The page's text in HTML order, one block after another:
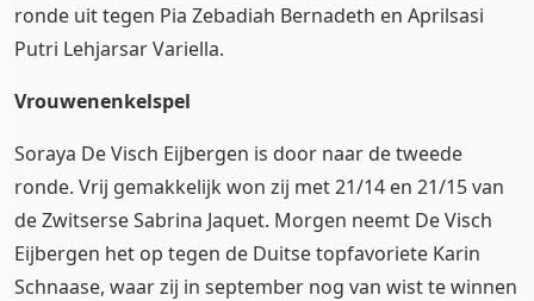
ronde uit tegen Pia Zebadiah Bernadeth en Aprilsasi
Putri Lehjarsar Variella.
Vrouwenenkelspel
Soraya De Visch Eijbergen is door naar de tweede
ronde. Vrij gemakkelijk won zij met 21/14 en 21/15 van
de Zwitserse Sabrina Jaquet. Morgen neemt De Visch
Eijbergen het op tegen de Duitse topfavoriete Karin
Schnaase, waar zij in september nog van wist te winnen